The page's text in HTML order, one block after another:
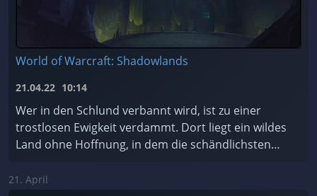
World of Warcraft: Shadowlands
21.04.22 10:14
Wer in den Schlund verbannt wird, ist zu einer
trostlosen Ewigkeit verdammt. Dort liegt ein wildes
Land ohne Hoffnung, in dem die schändlichsten
Soll ...
21. April